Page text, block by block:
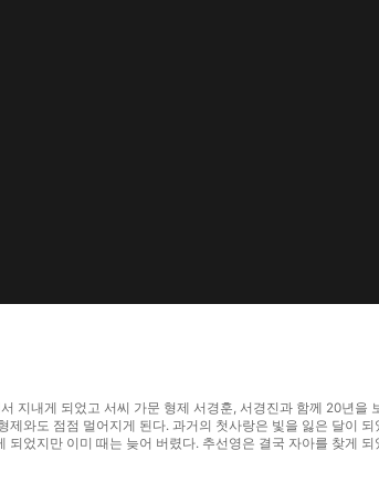
지내게 되었고 서씨 가문 형제 서경훈, 서경진과 함께 20년
와도 점점 멀어지게 된다. 과거의 첫사랑은 빛을 잃은 달이
었지만 이미 때는 늦어 버렸다. 추선영은 결국 자아를 찾게